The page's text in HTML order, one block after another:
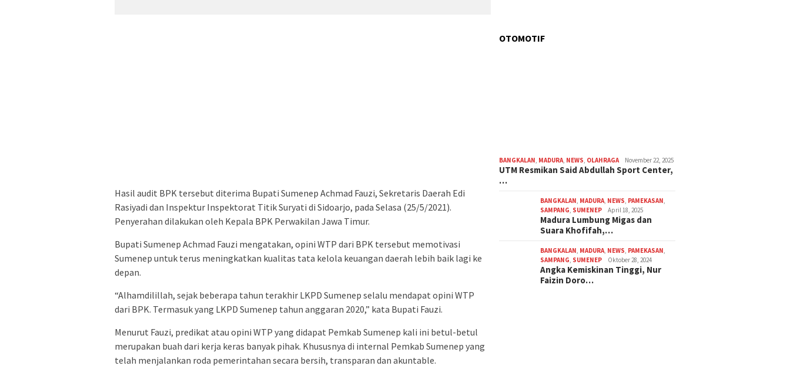
Hasil audit BPK tersebut diterima Bupati Sumenep Achmad Fauzi, Sekretaris Daerah Edi
Rasiyadi dan Inspektur Inspektorat Titik Suryati di Sidoarjo, pada Selasa (25/5/2021).
Penyerahan dilakukan oleh Kepala BPK Perwakilan Jawa Timur.
Bupati Sumenep Achmad Fauzi mengatakan, opini WTP dari BPK tersebut memotivasi
Sumenep untuk terus meningkatkan kualitas tata kelola keuangan daerah lebih baik lagi ke
depan.
“Alhamdilillah, sejak beberapa tahun terakhir LKPD Sumenep selalu mendapat opini WTP
dari BPK. Termasuk yang LKPD Sumenep tahun anggaran 2020,” kata Bupati Fauzi.
Menurut Fauzi, predikat atau opini WTP yang didapat Pemkab Sumenep kali ini betul-betul
merupakan buah dari kerja keras banyak pihak. Khususnya di internal Pemkab Sumenep yang
telah menjalankan roda pemerintahan secara bersih, transparan dan akuntable.
OTOMOTIF
BANGKALAN, MADURA, NEWS, OLAHRAGA November 22, 2025
UTM Resmikan Said Abdullah Sport Center,
…
BANGKALAN, MADURA, NEWS, PAMEKASAN,
SAMPANG, SUMENEP April 18, 2025
Madura Lumbung Migas dan
Suara Khofifah,…
BANGKALAN, MADURA, NEWS, PAMEKASAN,
SAMPANG, SUMENEP Oktober 28, 2024
Angka Kemiskinan Tinggi, Nur
Faizin Doro…